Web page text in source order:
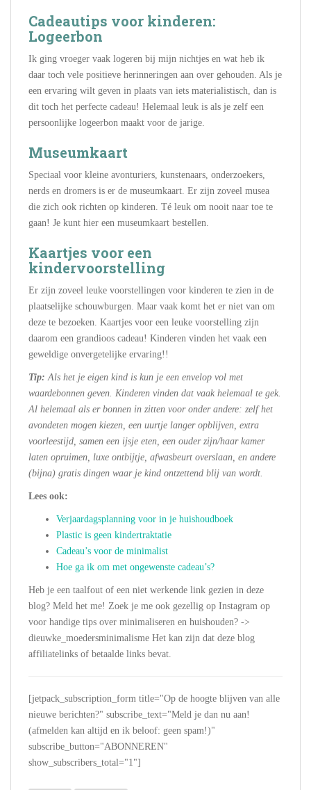
Cadeautips voor kinderen:
Logeerbon
Ik ging vroeger vaak logeren bij mijn nichtjes en wat heb ik
daar toch vele positieve herinneringen aan over gehouden. Als je
een ervaring wilt geven in plaats van iets materialistisch, dan is
dit toch het perfecte cadeau! Helemaal leuk is als je zelf een
persoonlijke logeerbon maakt voor de jarige.
Museumkaart
Speciaal voor kleine avonturiers, kunstenaars, onderzoekers,
nerds en dromers is er de museumkaart. Er zijn zoveel musea
die zich ook richten op kinderen. Té leuk om nooit naar toe te
gaan! Je kunt hier een museumkaart bestellen.
Kaartjes voor een
kindervoorstelling
Er zijn zoveel leuke voorstellingen voor kinderen te zien in de
plaatselijke schouwburgen. Maar vaak komt het er niet van om
deze te bezoeken. Kaartjes voor een leuke voorstelling zijn
daarom een grandioos cadeau! Kinderen vinden het vaak een
geweldige onvergetelijke ervaring!!
Tip: Als het je eigen kind is kun je een envelop vol met
waardebonnen geven. Kinderen vinden dat vaak helemaal te gek.
Al helemaal als er bonnen in zitten voor onder andere: zelf het
avondeten mogen kiezen, een uurtje langer opblijven, extra
voorleestijd, samen een ijsje eten, een ouder zijn/haar kamer
laten opruimen, luxe ontbijtje, afwasbeurt overslaan, en andere
(bijna) gratis dingen waar je kind ontzettend blij van wordt.
Lees ook:
Verjaardagsplanning voor in je huishoudboek
Plastic is geen kindertraktatie
Cadeau’s voor de minimalist
Hoe ga ik om met ongewenste cadeau’s?
Heb je een taalfout of een niet werkende link gezien in deze
blog? Meld het me! Zoek je me ook gezellig op Instagram op
voor handige tips over minimaliseren en huishouden? ->
dieuwke_moedersminimalisme Het kan zijn dat deze blog
affiliatelinks of betaalde links bevat.
[jetpack_subscription_form title="Op de hoogte blijven van alle
nieuwe berichten?" subscribe_text="Meld je dan nu aan!
(afmelden kan altijd en ik beloof: geen spam!)"
subscribe_button="ABONNEREN"
show_subscribers_total="1"]